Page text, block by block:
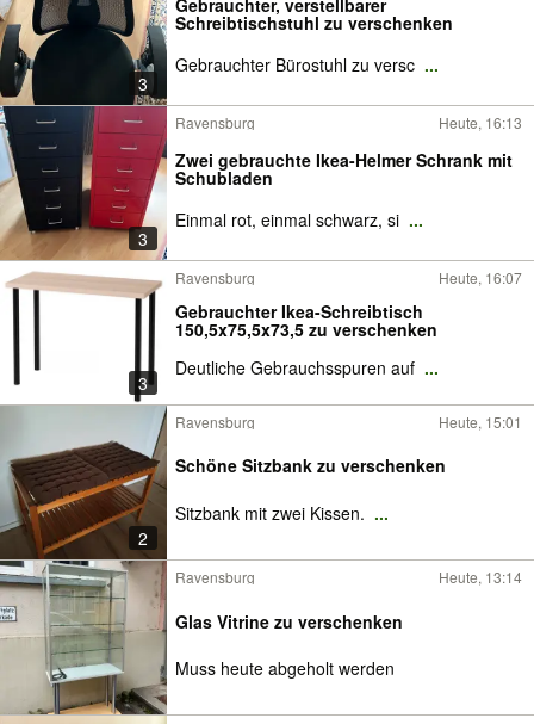
3
Gebrauchter, verstellbarer
Schreibtischstuhl zu verschenken
Gebrauchter Bürostuhl zu versc ...
3
Ravensburg Heute, 16:13
Zwei gebrauchte Ikea-Helmer Schrank mit
Schubladen
Einmal rot, einmal schwarz, si ...
3
Ravensburg Heute, 16:07
Gebrauchter Ikea-Schreibtisch
150,5x75,5x73,5 zu verschenken
Deutliche Gebrauchsspuren auf ...
2
Ravensburg Heute, 15:01
Schöne Sitzbank zu verschenken
Sitzbank mit zwei Kissen. ...
Ravensburg Heute, 13:14
Glas Vitrine zu verschenken
Muss heute abgeholt werden